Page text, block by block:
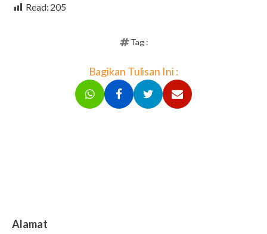
Read: 205
Tag :
Bagikan Tulisan Ini :
Alamat